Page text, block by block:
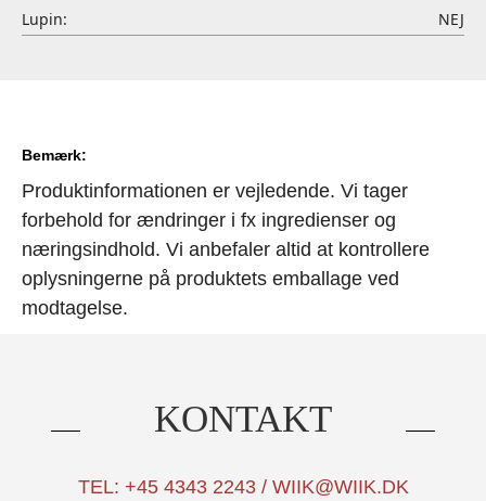
Lupin: NEJ
Bemærk:
Produktinformationen er vejledende. Vi tager
forbehold for ændringer i fx ingredienser og
næringsindhold. Vi anbefaler altid at kontrollere
oplysningerne på produktets emballage ved
modtagelse.
KONTAKT
TEL: +45 4343 2243 / WIIK@WIIK.DK